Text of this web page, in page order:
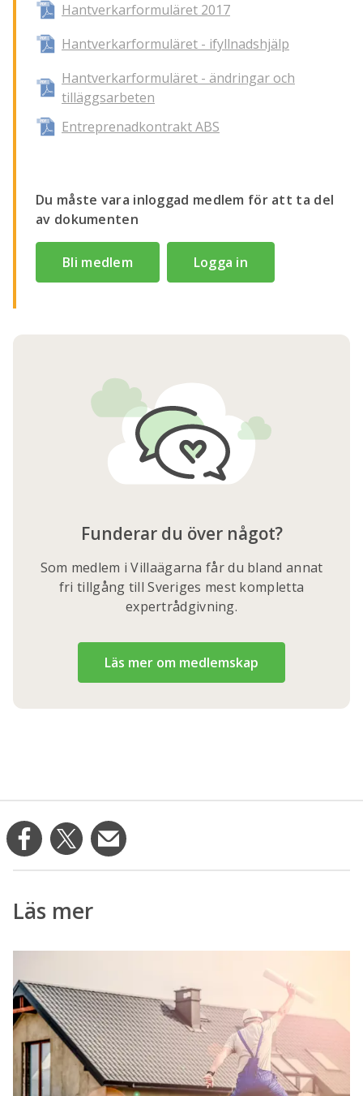
Hantverkarformuläret 2017
Hantverkarformuläret - ifyllnadshjälp
Hantverkarformuläret - ändringar och
tilläggsarbeten
Entreprenadkontrakt ABS
Du måste vara inloggad medlem för att ta del
av dokumenten
Bli medlem Logga in
Funderar du över något?
Som medlem i Villaägarna får du bland annat
fri tillgång till Sveriges mest kompletta
expertrådgivning.
Läs mer om medlemskap
Läs mer